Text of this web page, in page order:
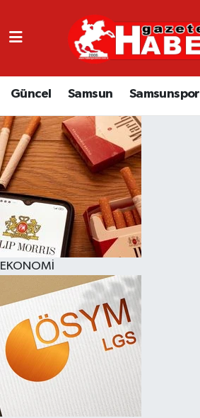
Güncel Samsun Samsunspor
EKONOMİ
GÜNCEL
SAMSUN
SAMSUNSPOR
EKONOMİ
YAŞAM